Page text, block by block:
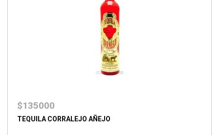
$135000
TEQUILA CORRALEJO AÑEJO